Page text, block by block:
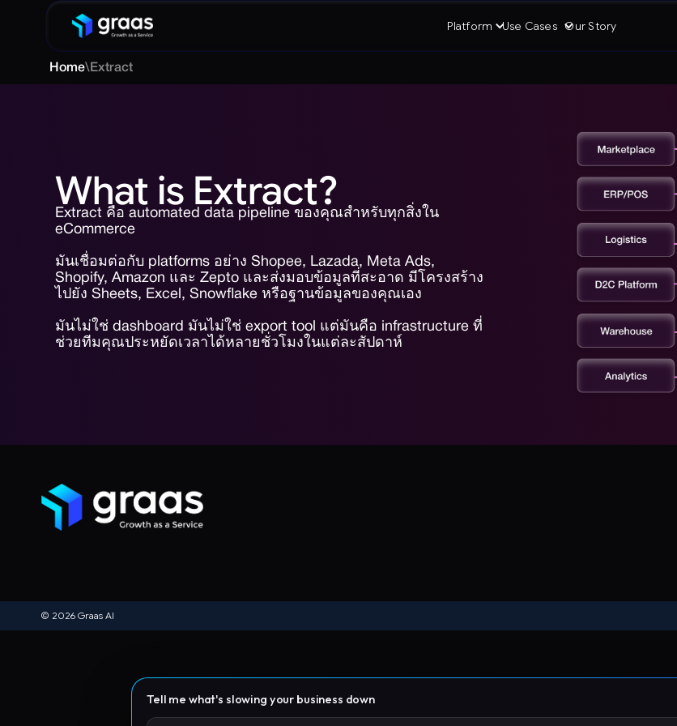
Platform Use Cases Our Story
Home\ Extract
What is Extract?
Extract คือ automated data pipeline ของคุณสำหรับทุกสิ่งใน
eCommerce
มันเชื่อมต่อกับ platforms อย่าง Shopee, Lazada, Meta Ads,
Shopify, Amazon และ Zepto และส่งมอบข้อมูลที่สะอาด มีโครงสร้าง
ไปยัง Sheets, Excel, Snowflake หรือฐานข้อมูลของคุณเอง
มันไม่ใช่ dashboard มันไม่ใช่ export tool แต่มันคือ infrastructure ที่
ช่วยทีมคุณประหยัดเวลาได้หลายชั่วโมงในแต่ละสัปดาห์
© 2026 Graas AI
Tell me what's slowing your business down